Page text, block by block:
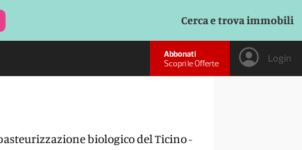
Cerca e trova immobili
Abbonati
Scopri le Offerte
Login
biologico del Ticino -